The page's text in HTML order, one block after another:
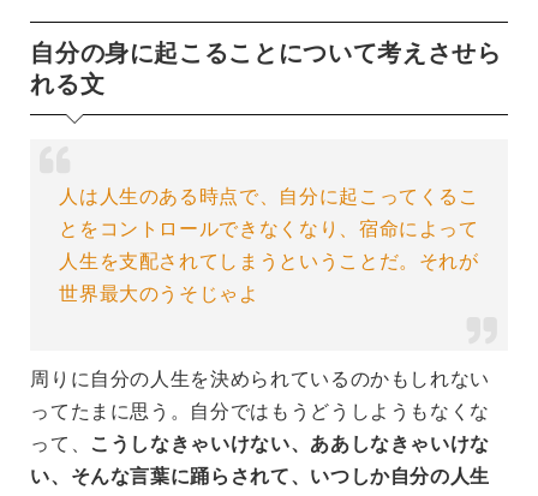
自分の身に起こることについて考えさせら
れる文
人は人生のある時点で、自分に起こってくるこ
とをコントロールできなくなり、宿命によって
人生を支配されてしまうということだ。それが
世界最大のうそじゃよ
周りに自分の人生を決められているのかもしれない
ってたまに思う。自分ではもうどうしようもなくな
って、
こうしなきゃいけない、ああしなきゃいけな
い、そんな言葉に踊らされて、いつしか自分の人生